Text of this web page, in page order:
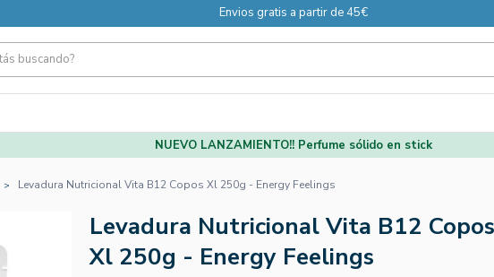
Envios gratis a partir de 45€
NUEVO LANZAMIENTO!! Perfume sólido en stick
Levadura Nutricional Vita B12 Copos Xl 250g - Energy Feelings
Levadura Nutricional Vita B12 Copos
Xl 250g - Energy Feelings